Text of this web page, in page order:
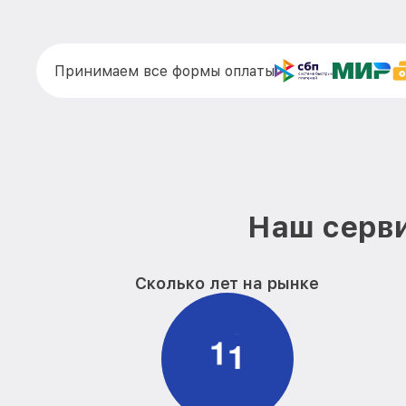
Принимаем все формы оплаты
Наш
Сколько лет на рынке
11